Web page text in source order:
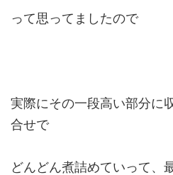
って思ってましたので
実際にその一段高い部分に
合せで
どんどん煮詰めていって、